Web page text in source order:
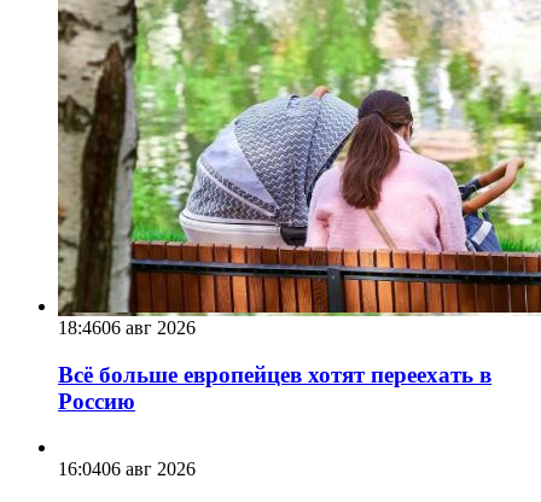
18:4606 авг 2026
Всё больше европейцев хотят переехать в
Россию
16:0406 авг 2026